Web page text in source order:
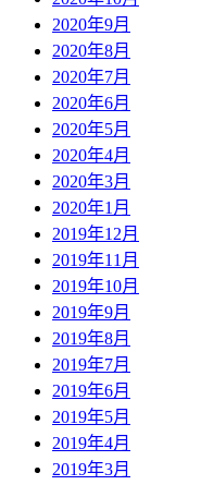
2020年9月
2020年8月
2020年7月
2020年6月
2020年5月
2020年4月
2020年3月
2020年1月
2019年12月
2019年11月
2019年10月
2019年9月
2019年8月
2019年7月
2019年6月
2019年5月
2019年4月
2019年3月